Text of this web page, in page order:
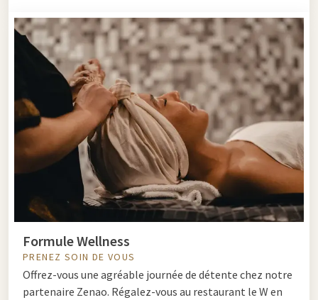
Formule Wellness
PRENEZ SOIN DE VOUS
Offrez-vous une agréable journée de détente chez notre
partenaire Zenao. Régalez-vous au restaurant le W en